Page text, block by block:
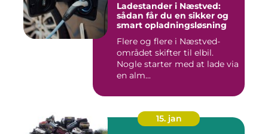
Ladestander i Næstved:
sådan får du en sikker og
smart opladningsløsning
Flere og flere i Næstved-
området skifter til elbil.
Nogle starter med at lade via
en alm...
15. jan